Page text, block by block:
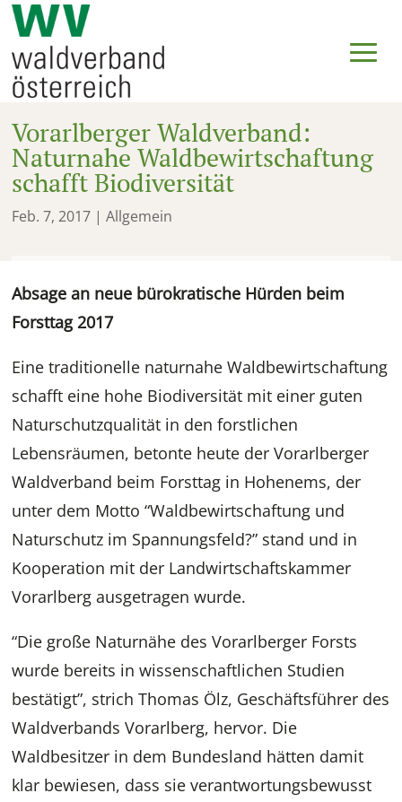
Vorarlberger Waldverband:
Naturnahe Waldbewirtschaftung
schafft Biodiversität
Feb. 7, 2017 | Allgemein
Absage an neue bürokratische Hürden beim
Forsttag 2017
Eine traditionelle naturnahe Waldbewirtschaftung
schafft eine hohe Biodiversität mit einer guten
Naturschutzqualität in den forstlichen
Lebensräumen, betonte heute der Vorarlberger
Waldverband beim Forsttag in Hohenems, der
unter dem Motto “Waldbewirtschaftung und
Naturschutz im Spannungsfeld?” stand und in
Kooperation mit der Landwirtschaftskammer
Vorarlberg ausgetragen wurde.
“Die große Naturnähe des Vorarlberger Forsts
wurde bereits in wissenschaftlichen Studien
bestätigt”, strich Thomas Ölz, Geschäftsführer des
Waldverbands Vorarlberg, hervor. Die
Waldbesitzer in dem Bundesland hätten damit
klar bewiesen, dass sie verantwortungsbewusst